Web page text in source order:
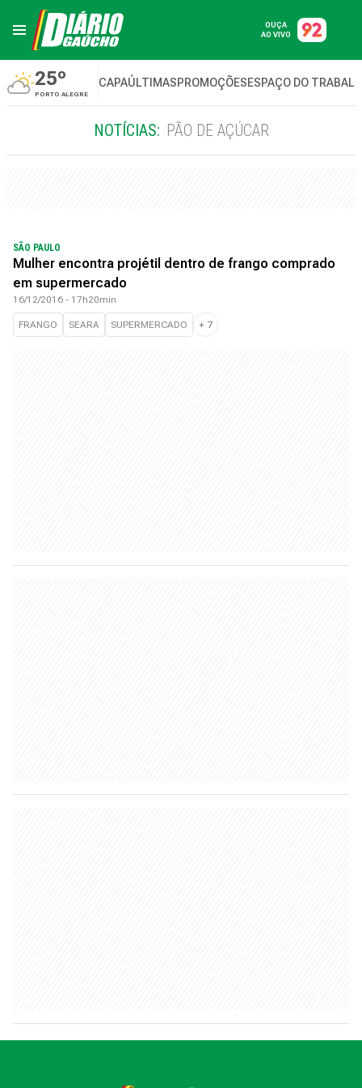
OUÇA
AO VIVO
25º
PORTO ALEGRE
CAPAÚLTIMASPROMOÇÕESESPAÇO DO
NOTÍCIAS: PÃO DE AÇÚCAR
SÃO PAULO
Mulher encontra projétil dentro de frango comprado
em supermercado
16/12/2016 - 17h20min
FRANGO SEARA SUPERMERCADO + 7